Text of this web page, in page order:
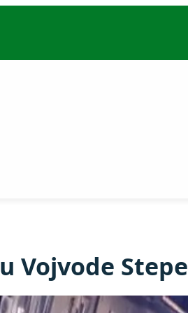
Vojvode Stepe